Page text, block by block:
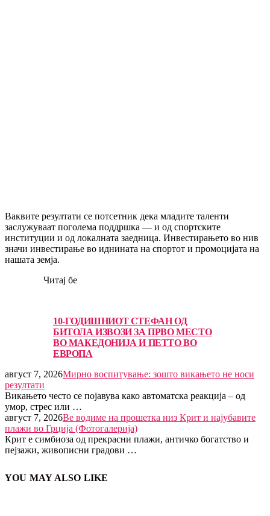
Ваквите резултати се потсетник дека младите таленти
заслужуваат поголема поддршка — и од спортските
институции и од локалната заедница. Инвестирањето во нив
значи инвестирање во иднината на спортот и промоцијата на
нашата земја.
Читај бе
10-ГОДИШНИОТ СТЕФАН ОД
БИТОЛА ИЗВОЗИ ЗА ПРВО МЕСТО
ВО МАКЕДОНИЈА И ПЕТТО ВО
ЕВРОПА
август 7, 2026Мирно воспитување: зошто викањето не носи
резултати
Викањето често се појавува како автоматска реакција – од
умор, стрес или …
август 7, 2026Ве водиме на прошетка низ Крит и најубавите
плажи во Грција (Фотогалерија)
Крит е симбиоза од прекрасни плажи, античко богатство и
пејзажи, живописни градови …
YOU MAY ALSO LIKE